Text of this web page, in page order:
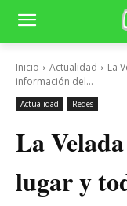
Inicio Actualidad
La
información del...
Actualidad Redes
La
lugar y